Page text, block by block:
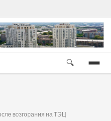
🔍
возгорания на ТЭЦ